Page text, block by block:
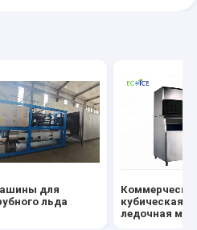
морепродуктов
& аптечный холодильник
для
льда
кубическая
ледочная